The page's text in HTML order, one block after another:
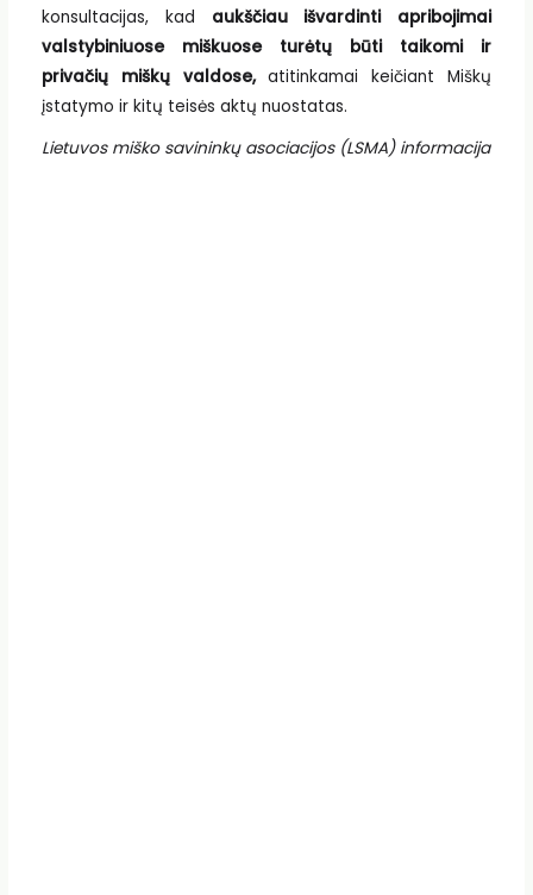
konsultacijas, kad aukščiau išvardinti apribojimai
valstybiniuose miškuose turėtų būti taikomi ir
privačių miškų valdose,atitinkamai keičiant Miškų
įstatymo ir kitų teisės aktų nuostatas.
Lietuvos miško savininkų asociacijos (LSMA) informacija